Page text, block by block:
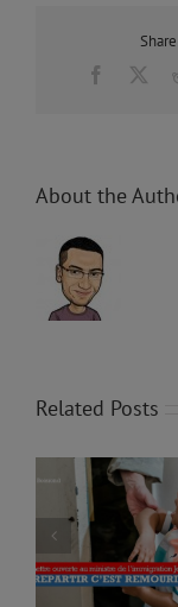
Facebook
About the
Related Posts
TRUMP
SAISON
AUX